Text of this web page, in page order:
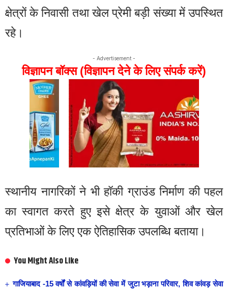
क्षेत्रों के निवासी तथा खेल प्रेमी बड़ी संख्या में उपस्थित
रहे।
- Advertisement -
विज्ञापन बॉक्स (विज्ञापन देने के लिए संपर्क करें)
स्थानीय नागरिकों ने भी हॉकी ग्राउंड निर्माण की पहल
का स्वागत करते हुए इसे क्षेत्र के युवाओं और खेल
प्रतिभाओं के लिए एक ऐतिहासिक उपलब्धि बताया।
You Might Also Like
गाजियाबाद -15 वर्षों से कांवड़ियों की सेवा में जुटा भड़ाना परिवार, शिव कांवड़ सेवा